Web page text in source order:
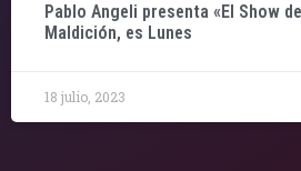
Pablo Angeli presenta «El Show
Maldición, es Lunes
18 julio, 2023